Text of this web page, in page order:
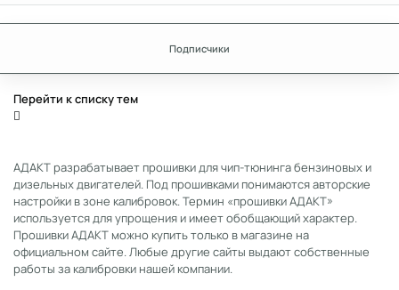
Подписчики
Перейти к списку тем
АДАКТ разрабатывает прошивки для чип-тюнинга бензиновых и
дизельных двигателей. Под прошивками понимаются авторские
настройки в зоне калибровок. Термин «прошивки АДАКТ»
используется для упрощения и имеет обобщающий характер.
Прошивки АДАКТ можно купить только в магазине на
официальном сайте. Любые другие сайты выдают собственные
работы за калибровки нашей компании.